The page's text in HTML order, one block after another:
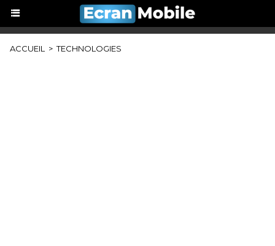
ACCUEIL > TECHNOLOGIES